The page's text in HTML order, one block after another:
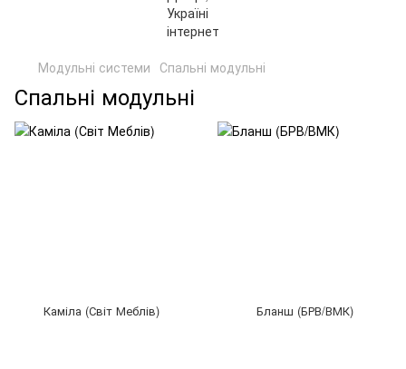
Модульні системи Спальні модульні
Спальні модульні
Каміла (Світ Меблів) Бланш (БРВ/ВМК)